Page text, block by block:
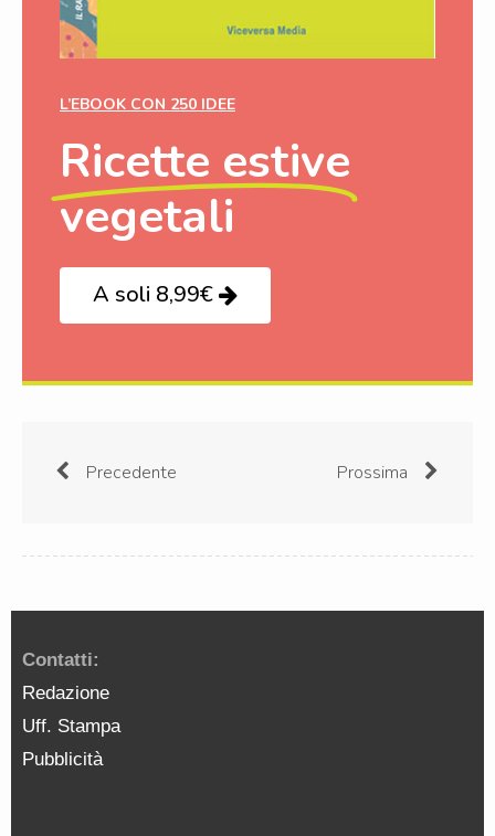
L’EBOOK CON 250 IDEE
Ricette estive
vegetali
A soli 8,99€
Precedente Prossima
Contatti:
Redazione
Uff. Stampa
Pubblicità